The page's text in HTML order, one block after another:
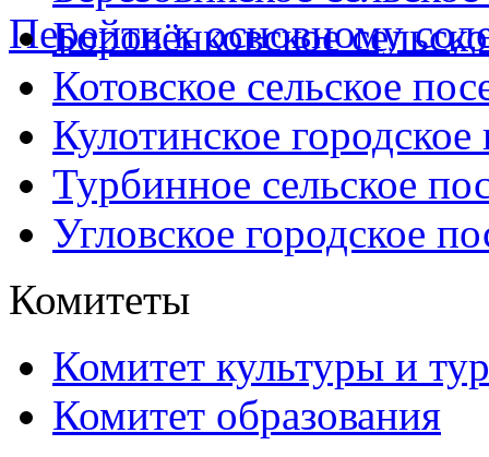
Перейти к основному
Боровёнковское
Котовское сельское
Кулотинское городское
Турбинное сельское
Угловское городское
Комитеты
Комитет культуры и
Комитет образования